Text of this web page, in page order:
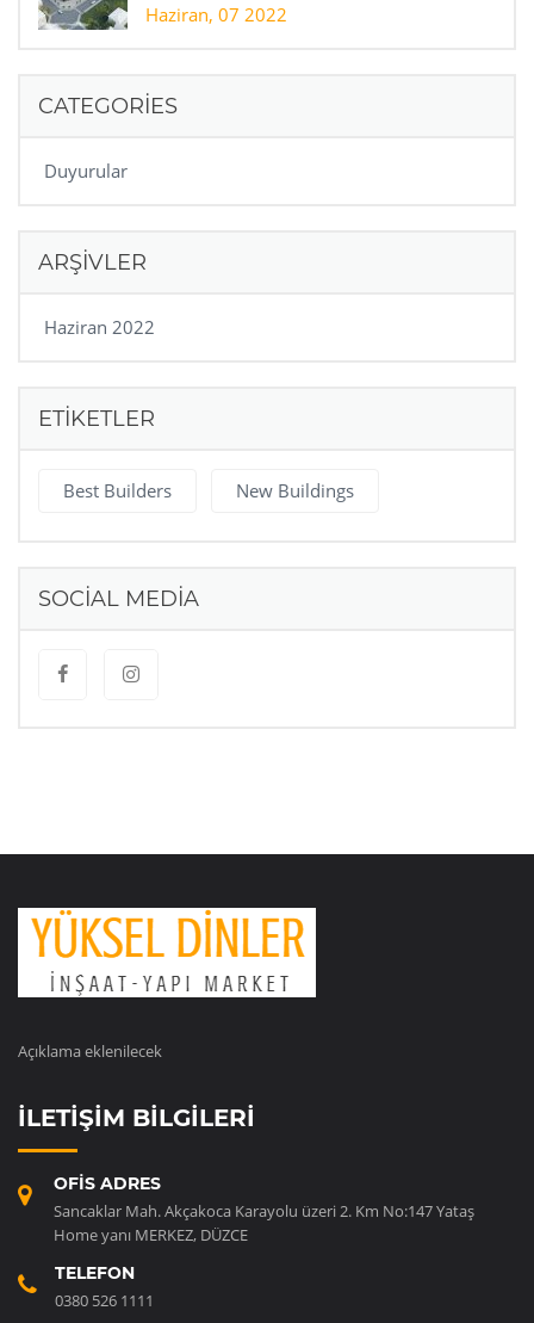
Haziran, 07 2022
CATEGORIES
Duyurular
ARŞIVLER
Haziran 2022
ETIKETLER
Best Builders New Buildings
SOCIAL MEDIA
Açıklama eklenilecek
İLETIŞIM BILGILERI
OFIS ADRES
Sancaklar Mah. Akçakoca Karayolu üzeri 2. Km No:147 Yataş
Home yanı MERKEZ, DÜZCE
TELEFON
0380 526 1111